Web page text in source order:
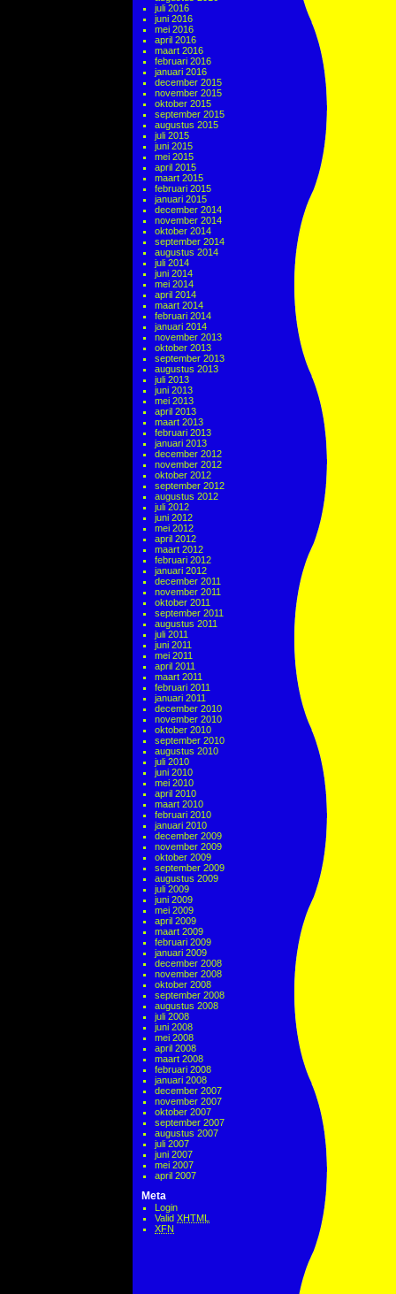
juli 2016
juni 2016
mei 2016
april 2016
maart 2016
februari 2016
januari 2016
december 2015
november 2015
oktober 2015
september 2015
augustus 2015
juli 2015
juni 2015
mei 2015
april 2015
maart 2015
februari 2015
januari 2015
december 2014
november 2014
oktober 2014
september 2014
augustus 2014
juli 2014
juni 2014
mei 2014
april 2014
maart 2014
februari 2014
januari 2014
november 2013
oktober 2013
september 2013
augustus 2013
juli 2013
juni 2013
mei 2013
april 2013
maart 2013
februari 2013
januari 2013
december 2012
november 2012
oktober 2012
september 2012
augustus 2012
juli 2012
juni 2012
mei 2012
april 2012
maart 2012
februari 2012
januari 2012
december 2011
november 2011
oktober 2011
september 2011
augustus 2011
juli 2011
juni 2011
mei 2011
april 2011
maart 2011
februari 2011
januari 2011
december 2010
november 2010
oktober 2010
september 2010
augustus 2010
juli 2010
juni 2010
mei 2010
april 2010
maart 2010
februari 2010
januari 2010
december 2009
november 2009
oktober 2009
september 2009
augustus 2009
juli 2009
juni 2009
mei 2009
april 2009
maart 2009
februari 2009
januari 2009
december 2008
november 2008
oktober 2008
september 2008
augustus 2008
juli 2008
juni 2008
mei 2008
april 2008
maart 2008
februari 2008
januari 2008
december 2007
november 2007
oktober 2007
september 2007
augustus 2007
juli 2007
juni 2007
mei 2007
april 2007
Meta
Login
Valid XHTML
XFN